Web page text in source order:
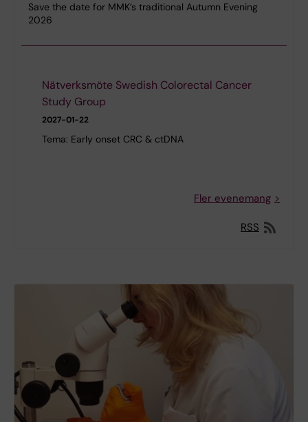
Save the date for MMK’s traditional Autumn Evening
2026
Nätverksmöte Swedish Colorectal Cancer
Study Group
2027-01-22
Tema: Early onset CRC & ctDNA
Fler evenemang
RSS